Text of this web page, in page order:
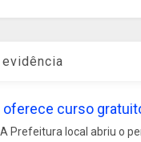
oferece curso
A Prefeitura local abriu o